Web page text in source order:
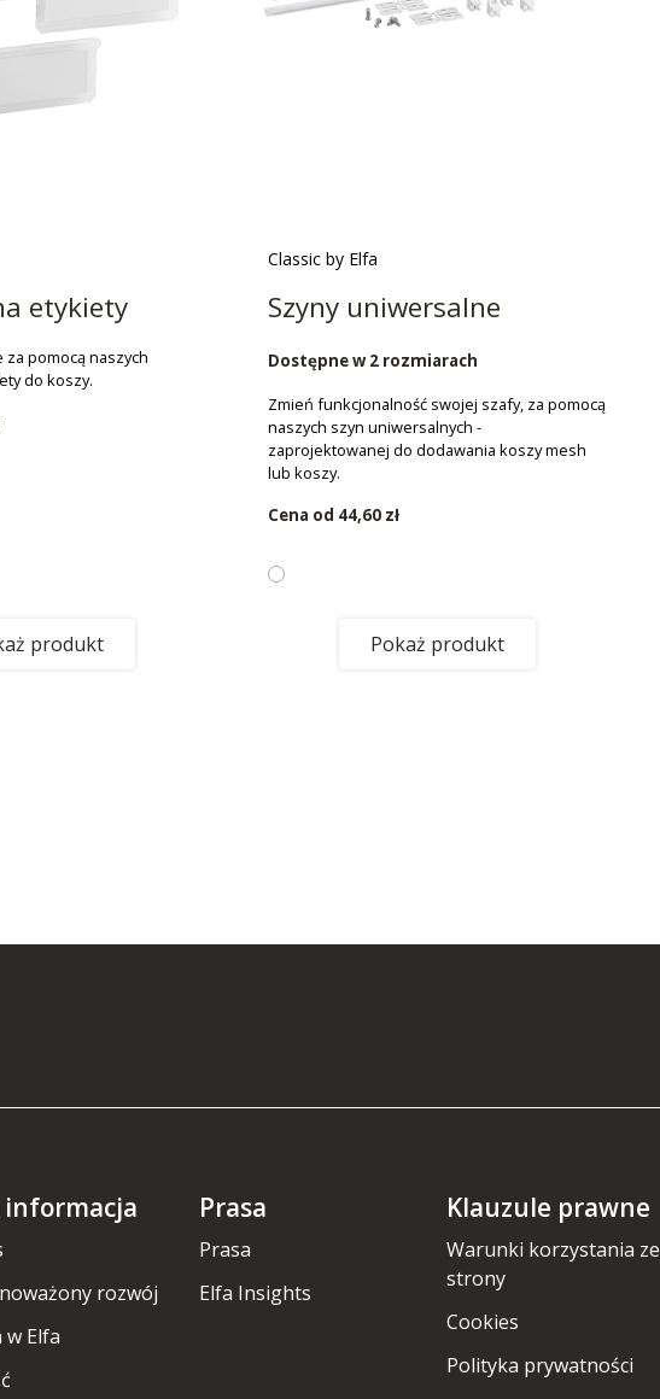
etykiety
pomocą naszych
do koszy.
produkt
Classic by Elfa
Szyny uniwersalne
Dostępne w 2 rozmiarach
Zmień funkcjonalność swojej szafy, za pomocą
naszych szyn uniwersalnych -
zaprojektowanej do dodawania koszy mesh
lub koszy.
Cena od 44,60 zł
Pokaż produkt
informacja
rozwój
w Elfa
Prasa
Prasa
Elfa Insights
Klauzule prawne
Warunki korzystania ze
strony
Cookies
Polityka prywatności